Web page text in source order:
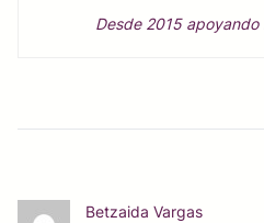
Desde 2015 apoyando
Betzaida Vargas